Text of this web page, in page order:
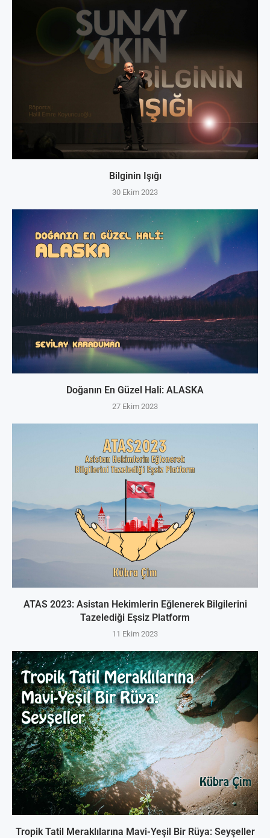
Bilginin Işığı
30 Ekim 2023
Doğanın En Güzel Hali: ALASKA
27 Ekim 2023
ATAS 2023: Asistan Hekimlerin Eğlenerek Bilgilerini
Tazelediği Eşsiz Platform
11 Ekim 2023
Tropik Tatil Meraklılarına Mavi-Yeşil Bir Rüya: Seyşeller